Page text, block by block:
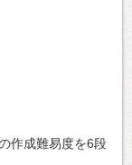
作成難易度を6段